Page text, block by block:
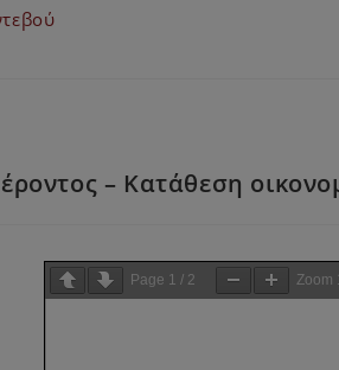
– Κατάθεση
Page 1 / 2 Zoom